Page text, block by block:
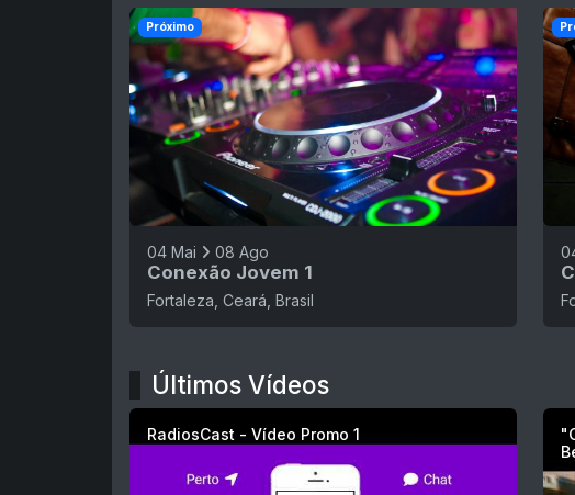
04 Mai 08 Ago
Conexão Jovem 1
Fortaleza, Ceará, Brasil
Próximo
Últimos Vídeos
RadiosCast - Vídeo Promo 1